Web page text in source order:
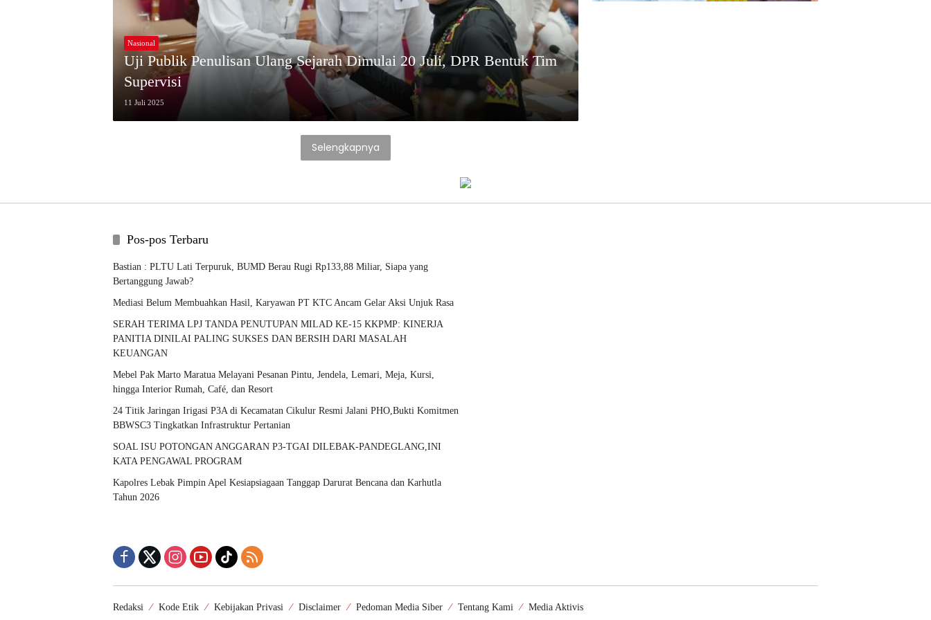
Nasional
Uji Publik Penulisan Ulang Sejarah Dimulai 20 Juli, DPR Bentuk Tim
Supervisi
11 Juli 2025
Selengkapnya
Pos-pos Terbaru
Bastian : PLTU Lati Terpuruk, BUMD Berau Rugi Rp133,88 Miliar, Siapa yang
Bertanggung Jawab?
Mediasi Belum Membuahkan Hasil, Karyawan PT KTC Ancam Gelar Aksi Unjuk Rasa
SERAH TERIMA LPJ TANDA PENUTUPAN MILAD KE-15 KKPMP: KINERJA
PANITIA DINILAI PALING SUKSES DAN BERSIH DARI MASALAH
KEUANGAN
Mebel Pak Marto Maratua Melayani Pesanan Pintu, Jendela, Lemari, Meja, Kursi,
hingga Interior Rumah, Café, dan Resort
24 Titik Jaringan Irigasi P3A di Kecamatan Cikulur Resmi Jalani PHO,Bukti Komitmen
BBWSC3 Tingkatkan Infrastruktur Pertanian
SOAL ISU POTONGAN ANGGARAN P3-TGAI DILEBAK-PANDEGLANG,INI
KATA PENGAWAL PROGRAM
Kapolres Lebak Pimpin Apel Kesiapsiagaan Tanggap Darurat Bencana dan Karhutla
Tahun 2026
Redaksi Kode Etik Kebijakan Privasi Disclaimer Pedoman Media Siber Tentang Kami Media Aktivis